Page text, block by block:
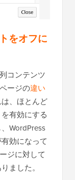
をオフに
コンテンツ
ージの違い
、ほとんど
有効にする
WordPress
効になって
ジに対して
ました。